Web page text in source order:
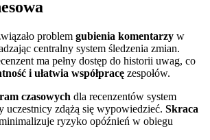
problem gubienia komentarzy w
centralny system śledzenia zmian.
ma pełny dostęp do historii uwag, co
i ułatwia współpracę zespołów.
ram czasowych dla recenzentów system
uczestnicy zdążą się wypowiedzieć. Skraca
ryzyko opóźnień w obiegu